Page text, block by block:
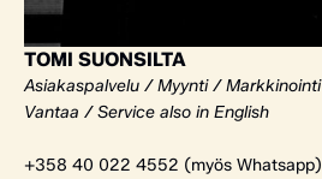
TOMI SUONSILTA
Asiakaspalvelu / Myynti / Markkinointi
Vantaa / Service also in English
+358 40 022 4552 (myös Whatsapp)